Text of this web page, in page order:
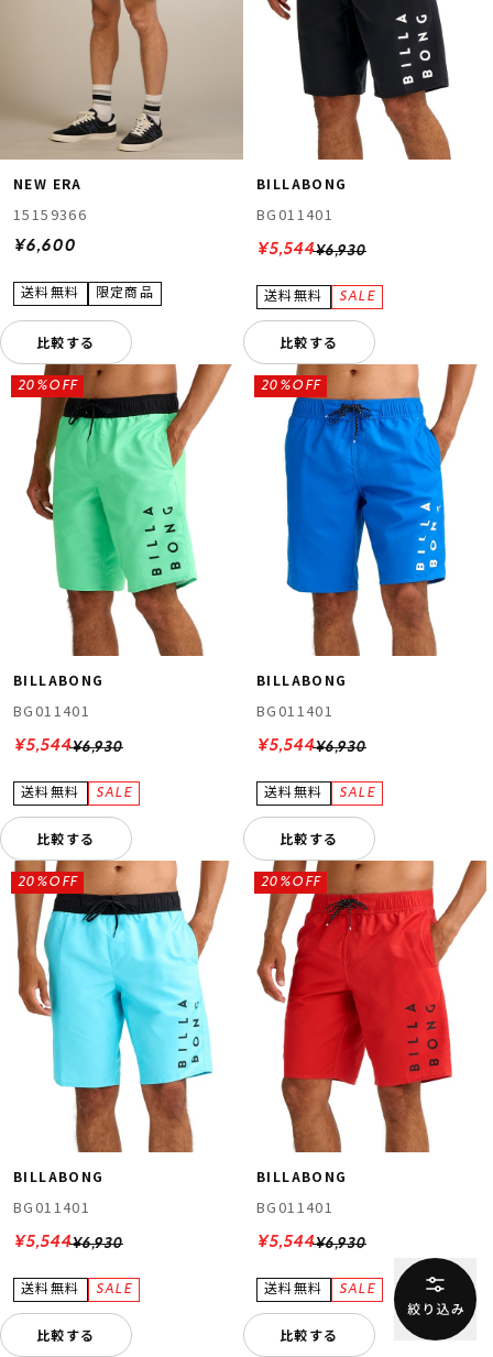
NEW ERA
15159366
¥6,600
比較する
BILLABONG
BG011401
¥6,930
¥5,544
比較する
BILLABONG
BG011401
¥6,930
20%OFF
¥5,544
比較する
BILLABONG
BG011401
¥6,930
20%OFF
¥5,544
比較する
BILLABONG
BG011401
¥6,930
20%OFF
¥5,544
比較する
BILLABONG
BG011401
¥6,930
20%OFF
¥5,544
比較する